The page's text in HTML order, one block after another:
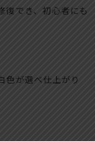
復でき、初心者にも
色が選べ仕上がり